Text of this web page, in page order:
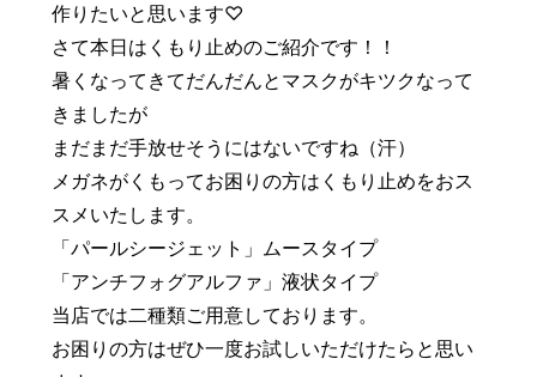
採用情報 プライバシーポリシー
作りたいと思います♡
さて本日はくもり止めのご紹介です！！
暑くなってきてだんだんとマスクがキツクなって
きましたが
まだまだ手放せそうにはないですね（汗）
メガネがくもってお困りの方はくもり止めをおス
スメいたします。
「パールシージェット」ムースタイプ
「アンチフォグアルファ」液状タイプ
当店では二種類ご用意しております。
お困りの方はぜひ一度お試しいただけたらと思い